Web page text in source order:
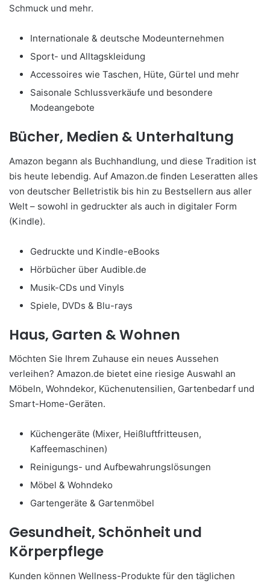
Schmuck und mehr.
Internationale & deutsche Modeunternehmen
Sport- und Alltagskleidung
Accessoires wie Taschen, Hüte, Gürtel und mehr
Saisonale Schlussverkäufe und besondere
Modeangebote
Bücher, Medien & Unterhaltung
Amazon begann als Buchhandlung, und diese Tradition ist
bis heute lebendig. Auf Amazon.de finden Leseratten alles
von deutscher Belletristik bis hin zu Bestsellern aus aller
Welt – sowohl in gedruckter als auch in digitaler Form
(Kindle).
Gedruckte und Kindle-eBooks
Hörbücher über Audible.de
Musik-CDs und Vinyls
Spiele, DVDs & Blu-rays
Haus, Garten & Wohnen
Möchten Sie Ihrem Zuhause ein neues Aussehen
verleihen? Amazon.de bietet eine riesige Auswahl an
Möbeln, Wohndekor, Küchenutensilien, Gartenbedarf und
Smart-Home-Geräten.
Küchengeräte (Mixer, Heißluftfritteusen,
Kaffeemaschinen)
Reinigungs- und Aufbewahrungslösungen
Möbel & Wohndeko
Gartengeräte & Gartenmöbel
Gesundheit, Schönheit und
Körperpflege
Kunden können Wellness-Produkte für den täglichen